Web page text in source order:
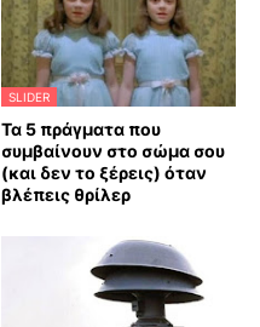
SLIDER
Τα 5 πράγματα που
συμβαίνουν στο σώμα σου
(και δεν το ξέρεις) όταν
βλέπεις θρίλερ